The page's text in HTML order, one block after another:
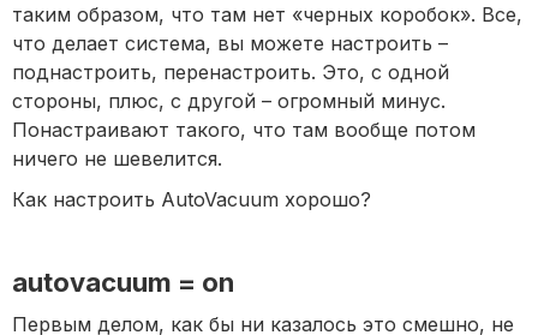
таким образом, что там нет «черных коробок». Все,
что делает система, вы можете настроить –
поднастроить, перенастроить. Это, с одной
стороны, плюс, с другой – огромный минус.
Понастраивают такого, что там вообще потом
ничего не шевелится.
Как настроить AutoVacuum хорошо?
autovacuum = on
Первым делом, как бы ни казалось это смешно, не